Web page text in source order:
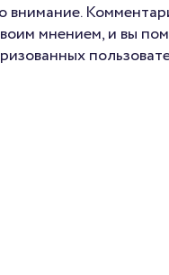
мнением, и вы